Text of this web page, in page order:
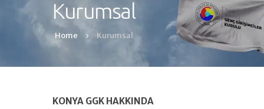
Kurumsal
Home Kurumsal
İletişim
KONYA GGK HAKKINDA